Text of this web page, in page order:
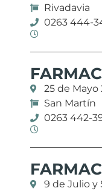
Rivadavia
0263 444-
25 de Mayo
San Martín
0263 442-
9 de Julio y